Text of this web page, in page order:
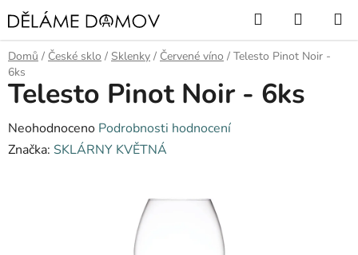
Přejít
na
obsah
Hledat
KOŠÍK
Domů / České sklo / Sklenky / Červené víno / Telesto Pinot Noir -
6ks
Telesto Pinot Noir - 6ks
Průměrné
hodnocení
Neohodnoceno Podrobnosti hodnocení
Značka: SKLÁRNY KVĚTNÁ